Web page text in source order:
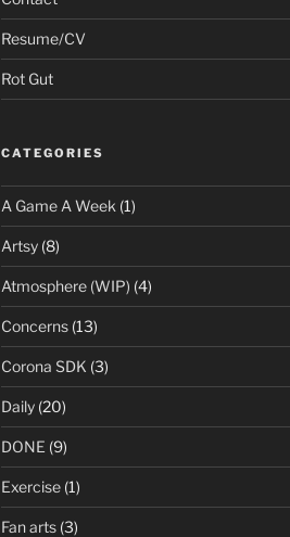
Resume/CV
Rot Gut
CATEGORIES
A Game A Week (1)
Artsy(8)
Atmosphere (WIP) (4)
Concerns(13)
Corona SDK (3)
Daily(20)
DONE (9)
Exercise(1)
Fan arts(3)